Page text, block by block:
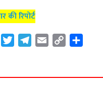
की रिपोर्ट
W
t
e
i
y
r